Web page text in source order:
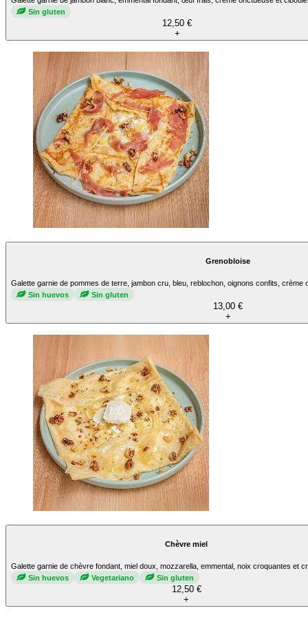
Sin gluten
12,50 €
+
Grenobloise
Galette garnie de pommes de terre, jambon cru, bleu, reblochon, oignons confits, crème
Sin huevos
Sin gluten
13,00 €
+
Chèvre miel
Galette garnie de chèvre fondant, miel doux, mozzarella, emmental, noix croquantes et
Sin huevos
Vegetariano Sin gluten
12,50 €
+